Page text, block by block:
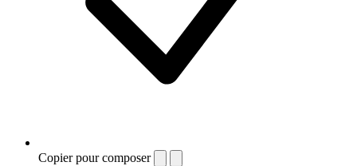
Copier pour composer